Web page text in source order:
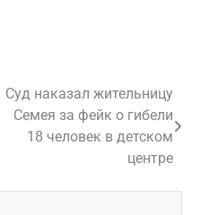
Суд наказал жительницу
Семея за фейк о гибели
18 человек в детском
центре